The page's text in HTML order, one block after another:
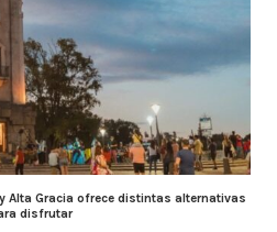
Alta Gracia ofrece distintas alternativas
disfrutar